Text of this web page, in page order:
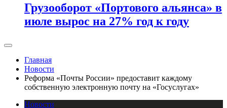
Грузооборот «Портового альянса» в
июле вырос на 27% год к году
Главная
Новости
Реформа «Почты России» предоставит каждому
собственную электронную почту на «Госуслугах»
Новости